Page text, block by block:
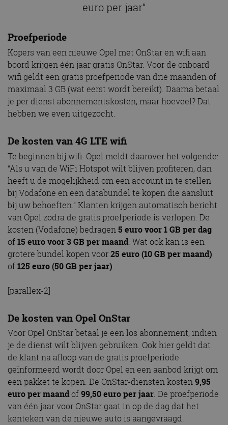
euro per jaar”
Proefperiode
Kopers van een nieuwe Opel met OnStar en wifi aan
boord krijgen één jaar gratis OnStar. Voor de onboard
wifi geldt een gratis proefperiode van drie maanden of
maximaal 3 GB (wat eerst wordt bereikt). Daarna betaal
je per dienst abonnementskosten, maar hoeveel? Dat
hebben we even uitgezocht.
De kosten van 4G LTE wifi
Te beginnen bij wifi. Opel meldt daarover het volgende:
“Als u van de WiFi Hotspot wilt blijven profiteren, dan
heeft u de mogelijkheid om een account in te stellen
bij Vodafone en een databundel te kopen die aansluit
bij uw behoeften.” Klanten krijgen automatisch bericht
van Opel zodra de gratis proefperiode is verlopen. De
kosten (Vodafone) bedragen5 euro voor 1 GB per dag
of15 euro voor 3 GB per maand. Wat ook kan is een
grotere bundel kopen voor25 euro (10 GB per maand)
of125 euro (50 GB per jaar).
[parallex-2]
De kosten van Opel OnStar
Voor Opel OnStar betaal je een los abonnement, indien
je de dienst wilt blijven gebruiken. Ook hier geldt dat
de klant na afloop van de gratis proefperiode
geïnformeerd wordt door Opel en een aanbod krijgt om
een pakket te kopen. De OnStar-diensten kosten9,95
euro per maandof99,50 euro per jaar. De proefperiode
van één jaar voor OnStar gaat in op de dag dat het
kenteken van de nieuwe auto is aangevraagd.